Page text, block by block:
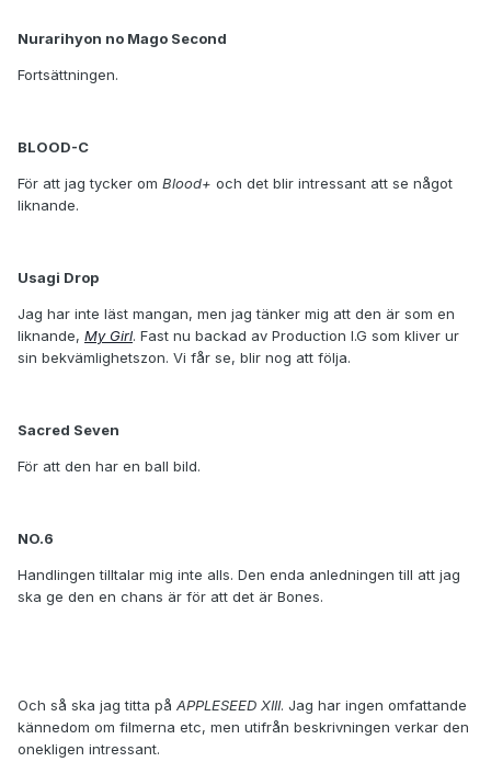
Nurarihyon no Mago Second
Fortsättningen.
BLOOD-C
För att jag tycker om Blood+ och det blir intressant att se något
liknande.
Usagi Drop
Jag har inte läst mangan, men jag tänker mig att den är som en
liknande, My Girl. Fast nu backad av Production I.G som kliver ur
sin bekvämlighetszon. Vi får se, blir nog att följa.
Sacred Seven
För att den har en ball bild.
NO.6
Handlingen tilltalar mig inte alls. Den enda anledningen till att jag
ska ge den en chans är för att det är Bones.
Och så ska jag titta på APPLESEED XIII. Jag har ingen omfattande
kännedom om filmerna etc, men utifrån beskrivningen verkar den
onekligen intressant.